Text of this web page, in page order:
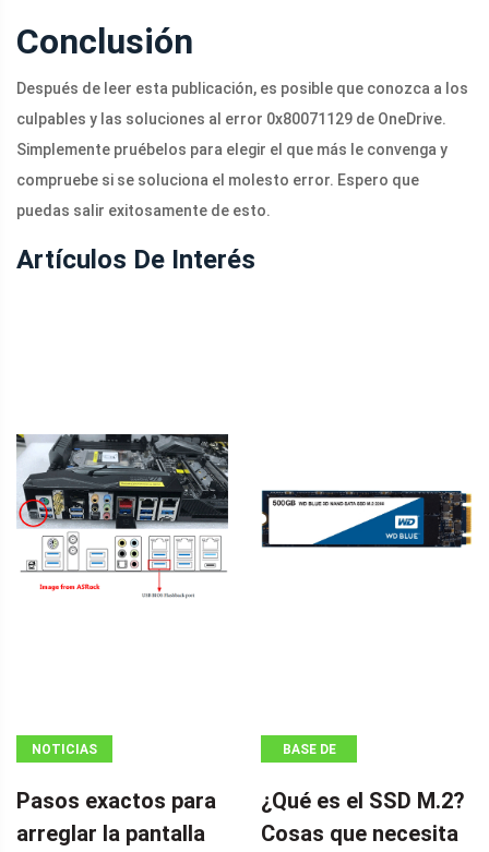
Conclusión
Después de leer esta publicación, es posible que conozca a los
culpables y las soluciones al error 0x80071129 de OneDrive.
Simplemente pruébelos para elegir el que más le convenga y
compruebe si se soluciona el molesto error. Espero que
puedas salir exitosamente de esto.
Artículos De Interés
NOTICIAS
Pasos exactos para
arreglar la pantalla
BASE DE
¿Qué es el SSD M.2?
Cosas que necesita